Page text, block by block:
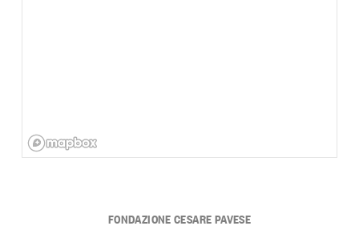
FONDAZIONE CESARE PAVESE